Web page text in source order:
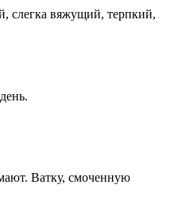
слегка вяжущий, терпкий,
Ватку, смоченную